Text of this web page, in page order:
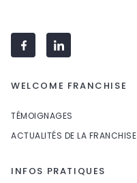
WELCOME FRANCHISE
TÉMOIGNAGES
ACTUALITÉS DE LA FRANCHISE
INFOS PRATIQUES